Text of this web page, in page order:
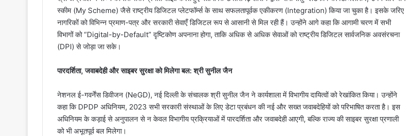
स्कीम (My Scheme) जैसे राष्ट्रीय डिजिटल प्लेटफॉर्म्स के साथ सफलतापूर्वक एकीकरण (Integration) किया जा चुका है। इसके जरिए
नागरिकों को विभिन्न प्रमाण-पत्र और सरकारी सेवाएँ डिजिटल रूप से आसानी से मिल रही हैं। उन्होंने आगे कहा कि आगामी चरण में सभी
विभागों को “Digital-by-Default” दृष्टिकोण अपनाना होगा, ताकि अधिक से अधिक सेवाओं को राष्ट्रीय डिजिटल सार्वजनिक अवसंरचना
(DPI) से जोड़ा जा सके।
​पारदर्शिता, जवाबदेही और साइबर सुरक्षा को मिलेगा बल: श्री सुनील जैन
नेशनल ई-गवर्नेंस डिवीजन (NeGD), नई दिल्ली के संचालक श्री सुनील जैन ने कार्यशाला में विभागीय दायित्वों को रेखांकित किया। उन्होंने
कहा कि DPDP अधिनियम, 2023 सभी सरकारी संस्थाओं के लिए डेटा प्रबंधन की नई और सख्त जवाबदेहियों को परिभाषित करता है। इस
अधिनियम के कड़ाई से अनुपालन से न केवल विभागीय प्रक्रियाओं में पारदर्शिता और जवाबदेही आएगी, बल्कि राज्य की साइबर सुरक्षा प्रणाली
को भी अभूतपूर्व बल मिलेगा।